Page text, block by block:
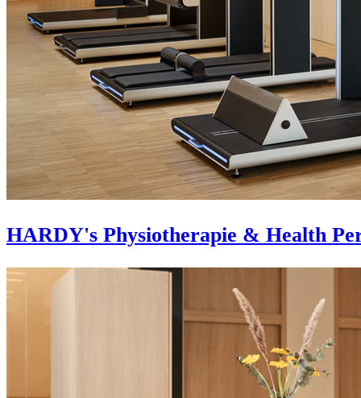
HARDY's Physiotherapie & Health